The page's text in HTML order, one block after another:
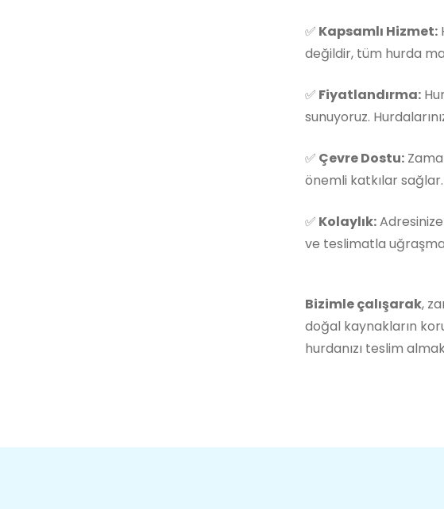
✅ Kapsamlı Hizmet:
değildir, tüm hurda
✅ Fiyatlandırma:
sunuyoruz.
✅ Çevre Dostu:
önemli katkılar
✅ Kolaylık:
ve teslimatla uğraşma
Bizimle çalışarak,
doğal kaynakların
hurdanızı teslim